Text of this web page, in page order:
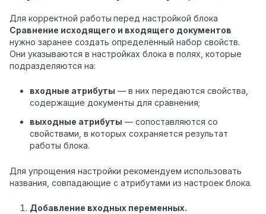
Для корректной работы перед настройкой блока
Сравнение исходящего и входящего документов
нужно заранее создать определённый набор свойств.
Они указываются в настройках блока в полях, которые
подразделяются на:
входные атрибуты — в них передаются свойства,
содержащие документы для сравнения;
выходные атрибуты — сопоставляются со
свойствами, в которых сохраняется результат
работы блока.
Для упрощения настройки рекомендуем использовать
названия, совпадающие с атрибутами из настроек блока.
Добавление входных переменных.